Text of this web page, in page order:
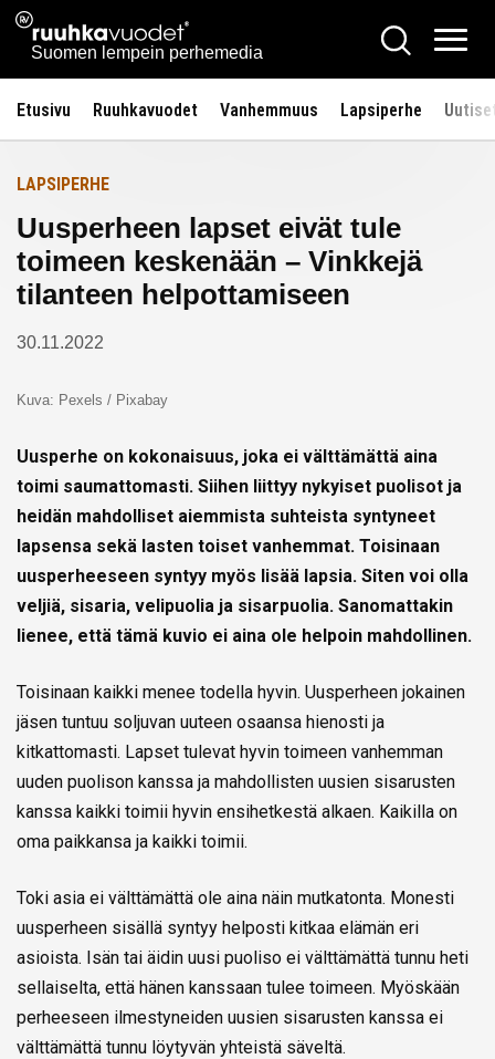
Siirry
sisältöön
Ruuhkavuodet.fi
Suomen lempein perhemedia
Hae
Etusivu Ruuhkavuodet Vanhemmuus Lapsiperhe
Etusivulle
LAPSIPERHE
Uusperheen lapset eivät tule
toimeen keskenään – Vinkkejä
tilanteen helpottamiseen
30.11.2022
Kuva: Pexels / Pixabay
Uusperhe on kokonaisuus, joka ei välttämättä aina
toimi saumattomasti. Siihen liittyy nykyiset puolisot ja
heidän mahdolliset aiemmista suhteista syntyneet
lapsensa sekä lasten toiset vanhemmat. Toisinaan
uusperheeseen syntyy myös lisää lapsia. Siten voi olla
veljiä, sisaria, velipuolia ja sisarpuolia. Sanomattakin
lienee, että tämä kuvio ei aina ole helpoin mahdollinen.
Toisinaan kaikki menee todella hyvin. Uusperheen jokainen
jäsen tuntuu soljuvan uuteen osaansa hienosti ja
kitkattomasti. Lapset tulevat hyvin toimeen vanhemman
uuden puolison kanssa ja mahdollisten uusien sisarusten
kanssa kaikki toimii hyvin ensihetkestä alkaen. Kaikilla on
oma paikkansa ja kaikki toimii.
Toki asia ei välttämättä ole aina näin mutkatonta. Monesti
uusperheen sisällä syntyy helposti kitkaa elämän eri
asioista. Isän tai äidin uusi puoliso ei välttämättä tunnu heti
sellaiselta, että hänen kanssaan tulee toimeen. Myöskään
perheeseen ilmestyneiden uusien sisarusten kanssa ei
välttämättä tunnu löytyvän yhteistä säveltä.